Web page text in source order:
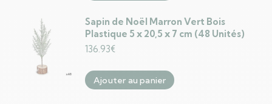
Sapin de Noël Marron Vert Bois
Plastique 5 x 20,5 x 7 cm (48 Unités)
136.93€
Ajouter au panier